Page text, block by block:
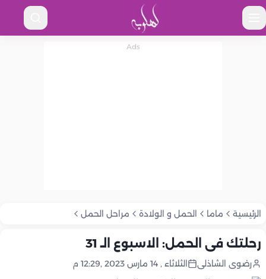
الرئيسية ماما الحمل و الولادة مراحل الحمل
رحلتك فى الحمل: الاسبوع الـ 31
رضوى الشاذلى الثلاثاء , 14 مارس 2023 ,12:29 م